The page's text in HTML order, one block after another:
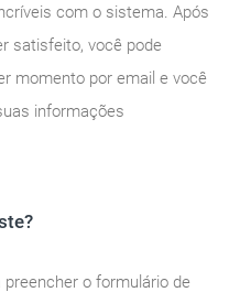
com o sistema. Após
satisfeito, você pode
momento por email e você
informações
o formulário de